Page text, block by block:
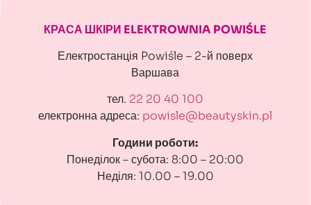
КРАСА ШКІРИ ELEKTROWNIA POWIŚLE
Електростанція Powiśle – 2-й поверх
Варшава
тел. 22 20 40 100
електронна адреса: powisle@beautyskin.pl
Години роботи:
Понеділок – субота: 8:00 – 20:00
Неділя: 10.00 – 19.00